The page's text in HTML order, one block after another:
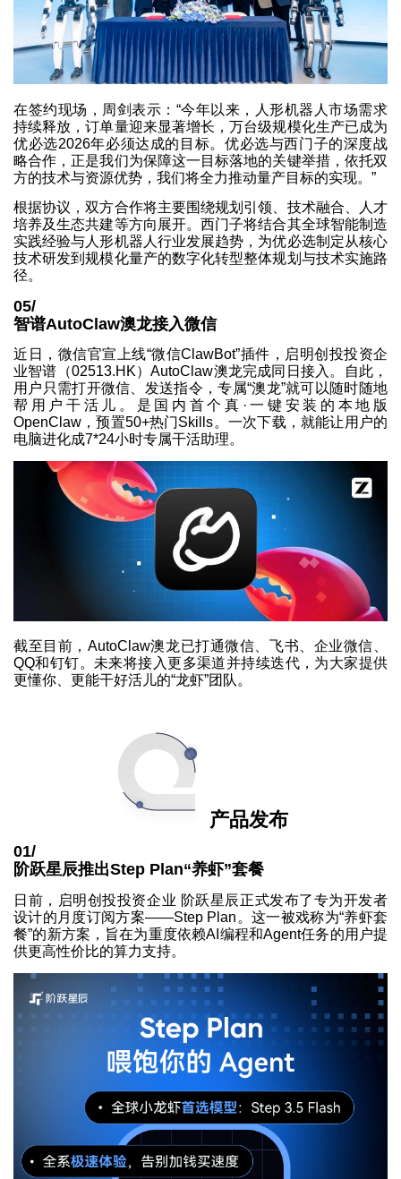
在签约现场，周剑表示：“今年以来，人形机器人市场需求
持续释放，订单量迎来显著增长，万台级规模化生产已成为
优必选2026年必须达成的目标。优必选与西门子的深度战
略合作，正是我们为保障这一目标落地的关键举措，依托双
方的技术与资源优势，我们将全力推动量产目标的实现。”
根据协议，双方合作将主要围绕规划引领、技术融合、人才
培养及生态共建等方向展开。西门子将结合其全球智能制造
实践经验与人形机器人行业发展趋势，为优必选制定从核心
技术研发到规模化量产的数字化转型整体规划与技术实施路
径。
05/
智谱AutoClaw澳龙接入微信
近日，微信官宣上线“微信ClawBot”插件，启明创投投资企
业智谱（02513.HK）AutoClaw澳龙完成同日接入。自此，
用户只需打开微信、发送指令，专属“澳龙”就可以随时随地
帮用户干活儿。是国内首个真·一键安装的本地版
OpenClaw，预置50+热门Skills。一次下载，就能让用户的
电脑进化成7*24小时专属干活助理。
截至目前，AutoClaw澳龙已打通微信、飞书、企业微信、
QQ和钉钉。未来将接入更多渠道并持续迭代，为大家提供
更懂你、更能干好活儿的“龙虾”团队。
产品发布
01/
阶跃星辰推出Step Plan“养虾”套餐
日前，启明创投投资企业 阶跃星辰正式发布了专为开发者
设计的月度订阅方案——Step Plan。这一被戏称为“养虾套
餐”的新方案，旨在为重度依赖AI编程和Agent任务的用户提
供更高性价比的算力支持。